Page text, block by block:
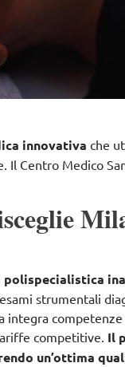
innovativache
. Il Centro Medico
strumentali
integra
competitive. Il
un’ottima